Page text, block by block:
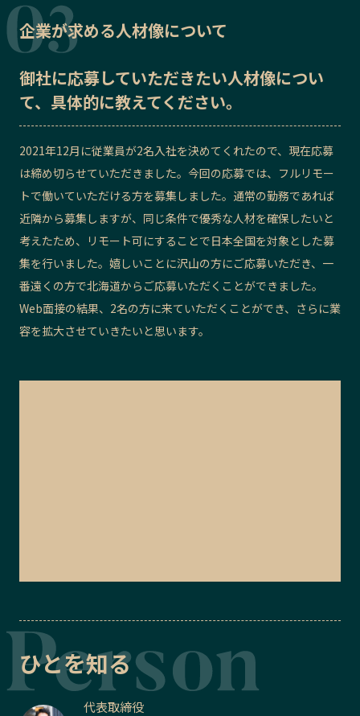
企業が求める人材像について
御社に応募していただきたい人材像につい
て、具体的に教えてください。
2021年12月に従業員が2名入社を決めてくれたので、現在応募
は締め切らせていただきました。今回の応募では、フルリモー
トで働いていただける方を募集しました。通常の勤務であれば
近隣から募集しますが、同じ条件で優秀な人材を確保したいと
考えたため、リモート可にすることで日本全国を対象とした募
集を行いました。嬉しいことに沢山の方にご応募いただき、一
番遠くの方で北海道からご応募いただくことができました。
Web面接の結果、2名の方に来ていただくことができ、さらに業
容を拡大させていきたいと思います。
ひとを知る
代表取締役